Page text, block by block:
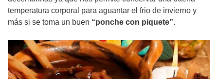
temperatura corporal para aguantar el frio de invierno y
más si se toma un buen “ponche con piquete”.